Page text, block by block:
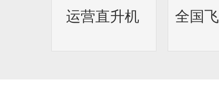
运营直升机
全国